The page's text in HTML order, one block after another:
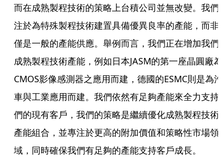
而在成熟製程技術的策略上台積公司並無改變。我們
注於為特殊製程技術建置具備優異良率的產能，而非
僅是一般的產能供應。舉例而言，我們正在增加我們
成熟製程技術產能，例如日本JASM的第一座晶圓廠為
CMOS影像感測器之應用而建，德國的ESMC則是為
車與工業應用而建。我們依然有足夠產能來全力支持
們的現有客戶，我們的策略是繼續優化成熟製程技術
產能組合，並專注於更高的附加價值和策略性市場領
域，同時確保我們有足夠的產能支持客戶成長。